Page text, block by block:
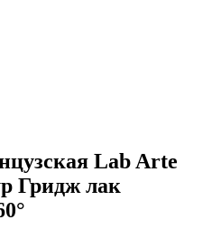
Lab Arte
Гридж лак